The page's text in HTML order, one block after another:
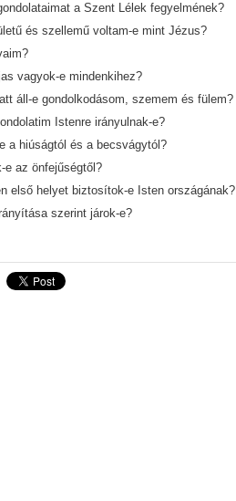
a Szent Lélek fegyelmének?
és szellemű voltam-e mint Jézus?
vagyok-e mindenkihez?
áll-e gondolkodásom, szemem és fülem?
Istenre irányulnak-e?
a hiúságtól és a becsvágytól?
e az önfejűségtől?
első helyet biztosítok-e Isten országának?
szerint járok-e?